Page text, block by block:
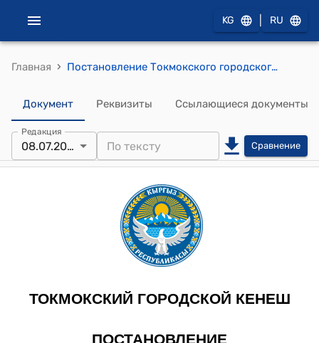
KG RU
Главная › Постановление Токмокского городского кенеша от 8 июля 2024 года № 216/35-5 "О даче согласия на принятие на баланс Управления муниципальной собственности города Токмок 100 квартир социального городка, ФАП и мечеть, расположенных по адресу: г. Токмок, ул. Парковая, 22"
Документ Реквизиты Ссылающиеся документы
Редакция
08.07.2024 Сравнение